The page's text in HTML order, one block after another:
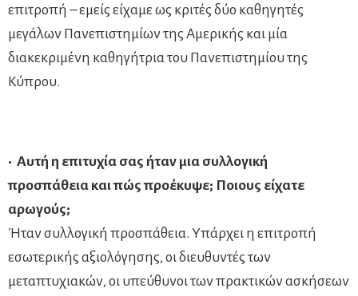
επιτροπή – εμείς είχαμε ως κριτές δύο καθηγητές
μεγάλων Πανεπιστημίων της Αμερικής και μία
διακεκριμένη καθηγήτρια του Πανεπιστημίου της
Κύπρου.
• Αυτή η επιτυχία σας ήταν μια συλλογική
προσπάθεια και πώς προέκυψε; Ποιους είχατε
αρωγούς;
Ήταν συλλογική προσπάθεια. Υπάρχει η επιτροπή
εσωτερικής αξιολόγησης, οι διευθυντές των
μεταπτυχιακών, οι υπεύθυνοι των πρακτικών ασκήσεων